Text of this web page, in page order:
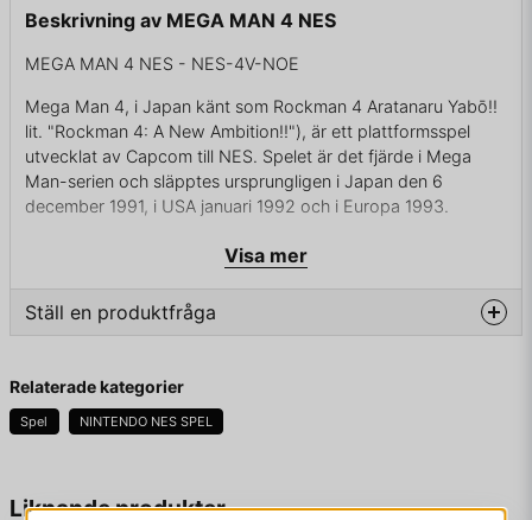
Liknande produkter
Beskrivning av MEGA MAN 4 NES
MEGA MAN 4 NES - NES-4V-NOE
Mega Man 4, i Japan känt som Rockman 4 Aratanaru Yabō!!
lit. "Rockman 4: A New Ambition!!"), är ett plattformsspel
utvecklat av Capcom till NES. Spelet är det fjärde i Mega
Man-serien och släpptes ursprungligen i Japan den 6
december 1991, i USA januari 1992 och i Europa 1993.
Spelet utspelar sig under oangivet år under 2000-talet
("20XX"), ett år efter Mega Man 3 och Dr. Wily anses ha
vetenskapsmannen Dr. Cossack som utger sig för att vara
utmana Dr. Light och visa vems robotar som är starkast. Dr.
Light skickar Mega Man efter Dr. Cossacks ledarrobotar.
Drill Man, samt ger sig av mot—Dr. Cossacks isfästning.
Visa mer
Ställ en produktfråga
Fråga oss något om denna produkten...
Namn
Relaterade kategorier
Spel NINTENDO NES SPEL